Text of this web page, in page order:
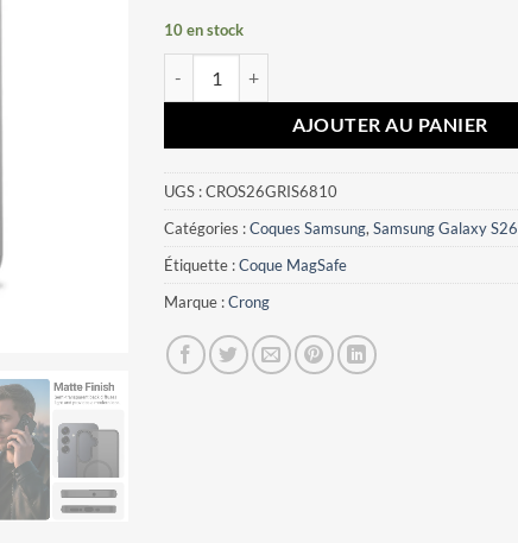
10 en stock
AJOUTER AU PANIER
UGS :CROS26GRIS6810
Catégories :Coques Samsung,Samsung Galaxy S26
Étiquette :Coque MagSafe
Marque :Crong